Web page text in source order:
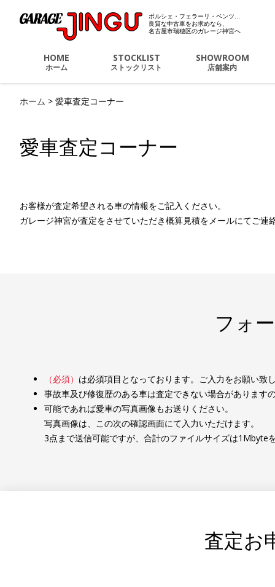
ポルシェ・フェラーリ
ポルシェ・フェラーリ・ベンツ…
良質な中古車をお求めなら、
名古屋市瑞穂区のガレージ神宮へ
HOME
ホーム
STOCKLIST
ストックリスト
SHOWROOM
店舗案内
ホーム > 愛車査定コーナー
愛車査定コーナー
お客様が査定希望される車の情報をご記入ください。
ガレージ神宮が査定をさせていただき概算見積をメールにてご連
フォ
（必須） は必須項目となっております。ご入力をお願い致
事故車及び修復歴のある車は査定できない場合があります
可能であれば愛車の写真画像もお送りください。
写真画像は、この次の確認画面にて入力いただけます。
3点まで送信可能ですが、合計のファイルサイズは1Mbyte
査定お